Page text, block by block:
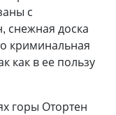
с
снежная доска
криминальная
как в ее пользу
горы Отортен